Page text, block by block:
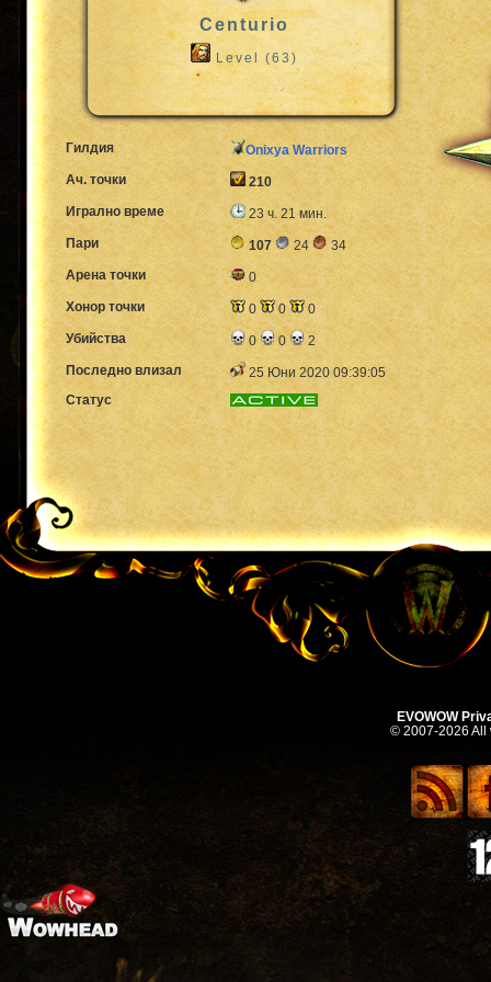
Centurio
Level (63)
Гилдия
Onixya Warriors
Ач. точки
210
Игрално време
23 ч. 21 мин.
Пари
107 24
34
Арена точки
0
Хонор точки
0 0
0
Убийства
0 0
2
Последно влизал
25 Юни 2020 09:39:05
Статус
EVOWOW
© 2007-2026 All